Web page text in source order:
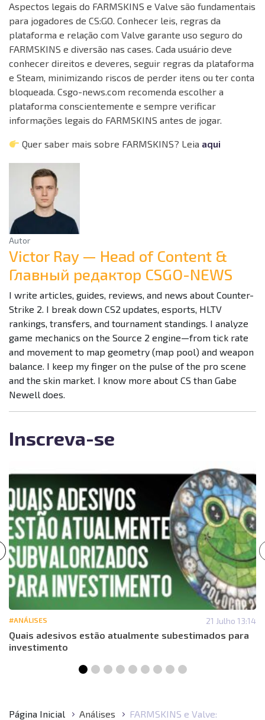
Aspectos legais do FARMSKINS e Valve são fundamentais
para jogadores de CS:GO. Conhecer leis, regras da
plataforma e relação com Valve garante uso seguro do
FARMSKINS e diversão nas cases. Cada usuário deve
conhecer direitos e deveres, seguir regras da plataforma
e Steam, minimizando riscos de perder itens ou ter conta
bloqueada. Csgo-news.com recomenda escolher a
plataforma conscientemente e sempre verificar
informações legais do FARMSKINS antes de jogar.
Quer saber mais sobre FARMSKINS? Leia aqui
Autor
Victor Ray — Head of Content &
Главный редактор CSGO-NEWS
I write articles, guides, reviews, and news about Counter-
Strike 2. I break down CS2 updates, esports, HLTV
rankings, transfers, and tournament standings. I analyze
game mechanics on the Source 2 engine—from tick rate
and movement to map geometry (map pool) and weapon
balance. I keep my finger on the pulse of the pro scene
and the skin market. I know more about CS than Gabe
Newell does.
Inscreva-se
#ANÁLISES 21 Julho 13:14
Quais adesivos estão atualmente subestimados para
investimento
Página Inicial Análises FARMSKINS e Valve: